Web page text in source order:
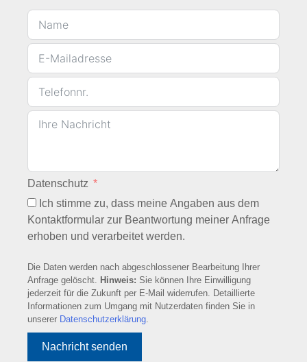
Datenschutz
Ich stimme zu, dass meine Angaben aus dem
Kontaktformular zur Beantwortung meiner Anfrage
erhoben und verarbeitet werden.
Die Daten werden nach abgeschlossener Bearbeitung Ihrer
Anfrage gelöscht. Hinweis: Sie können Ihre Einwilligung
jederzeit für die Zukunft per E-Mail widerrufen. Detaillierte
Informationen zum Umgang mit Nutzerdaten finden Sie in
unserer Datenschutzerklärung.
Nachricht senden